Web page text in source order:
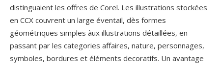
distinguaient les offres de Corel. Les illustrations stockées
en CCX couvrent un large éventail, dès formes
géométriques simples àux illustrations détaillées, en
passant par les categories affaires, nature, personnages,
symboles, bordures et éléments decoratifs. Un avantage